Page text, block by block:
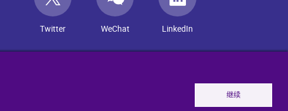
继续
Twitter WeChat LinkedIn